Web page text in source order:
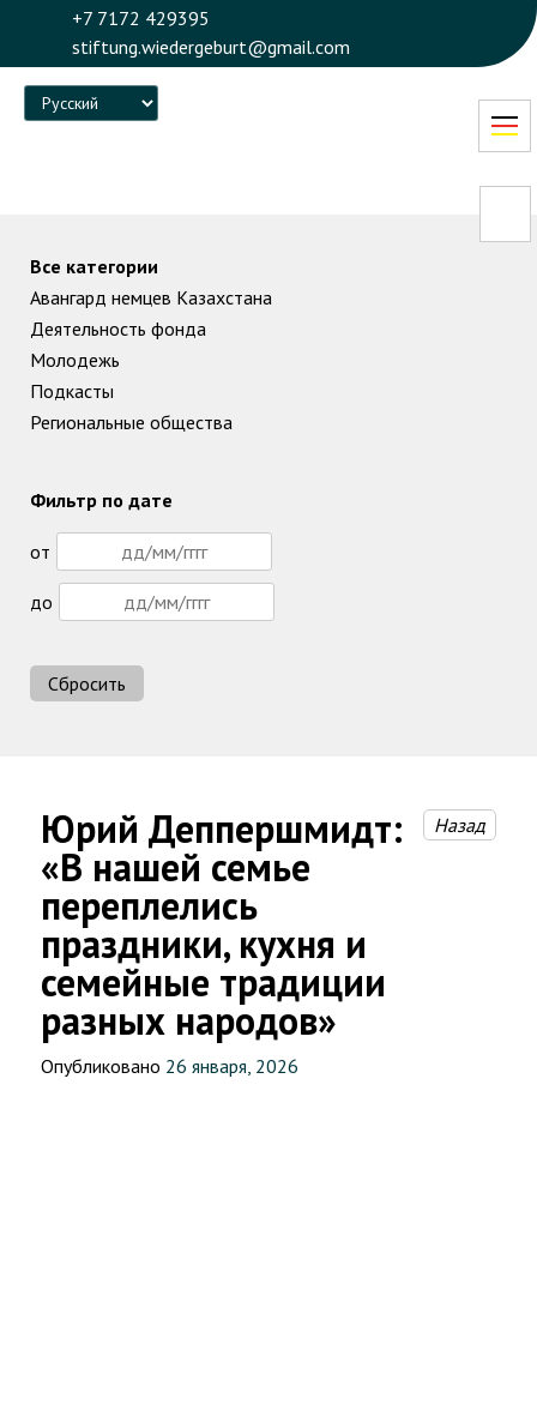
+7 7172 429395
stiftung.wiedergeburt@gmail.com
Language
Юрий Деппершмидт:
«В нашей семье
переплелись
праздники, кухня и
семейные традиции
разных народов»
Назад
Опубликовано 26 января, 2026
Все категории
Авангард немцев Казахстана
Деятельность фонда
Молодежь
Подкасты
Региональные общества
Фильтр по дате
от
до
Сбросить